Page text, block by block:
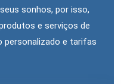
sonhos, por isso,
e serviços de
personalizado e tarifas